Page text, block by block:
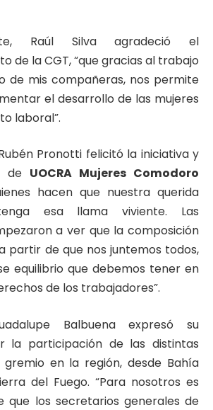
Raúl Silva agradeció el
de la CGT, “que gracias al trabajo
de mis compañeras, nos permite
el desarrollo de las mujeres
laboral”.
Pronotti felicitó la iniciativa y
de UOCRA Mujeres Comodoro
hacen que nuestra querida
esa llama viviente. Las
a ver que la composición
partir de que nos juntemos todos,
equilibrio que debemos tener en
de los trabajadores”.
Balbuena expresó su
la participación de las distintas
gremio en la región, desde Bahía
del Fuego. “Para nosotros es
que los secretarios generales de